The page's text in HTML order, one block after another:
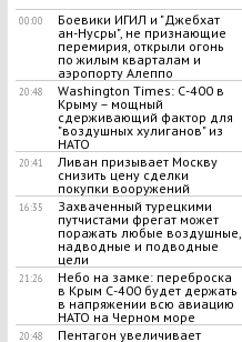
00:00
Боевики ИГИЛ и "Джебхат
ан-Нусры", не признающие
перемирия, открыли огонь
по жилым кварталам и
аэропорту Алеппо
20:48
Washington Times: С-400 в
Крыму – мощный
сдерживающий фактор для
"воздушных хулиганов" из
НАТО
20:41
Ливан призывает Москву
снизить цену сделки
покупки вооружений
16:35
Захваченный турецкими
путчистами фрегат может
поражать любые воздушные,
надводные и подводные
цели
21:26
Небо на замке: переброска
в Крым С-400 будет держать
в напряжении всю авиацию
НАТО на Черном море
20:48
Пентагон увеличивает